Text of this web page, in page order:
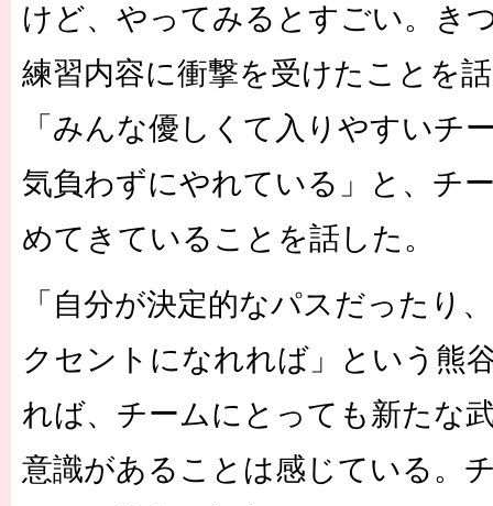
けど、やってみるとすごい。き
練習内容に衝撃を受けたことを
「みんな優しくて入りやすいチ
気負わずにやれている」と、チ
めてきていることを話した。
「自分が決定的なパスだったり
クセントになれれば」という熊
れば、チームにとっても新たな
意識があることは感じている。